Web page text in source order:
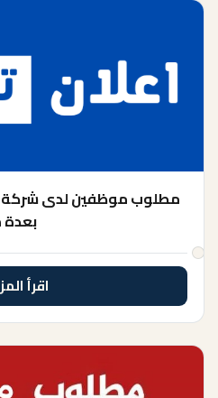
مطلوب موظفين لدى شركة
اقرأ